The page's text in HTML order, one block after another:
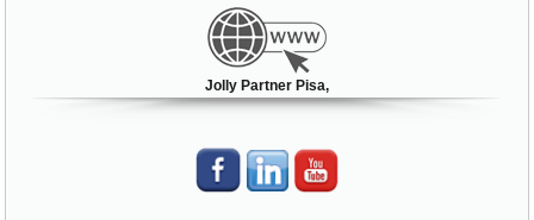
Jolly Partner Pisa,